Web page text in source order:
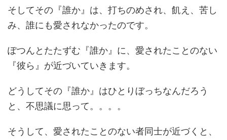
そしてその『誰か』は、打ちのめされ、飢え、苦し
み、誰にも愛されなかったのです。
ぽつんとたたずむ『誰か』に、愛されたことのない
『彼ら』が近づいていきます。
どうしてその『誰か』はひとりぼっちなんだろう
と、不思議に思って。。。。
そうして、愛されたことのない者同士が近づくと、